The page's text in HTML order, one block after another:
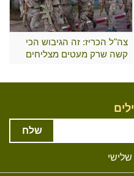
צה"ל הכריז: זה הגיבוש הכי
קשה שרק מעטים מצליחים
שלח